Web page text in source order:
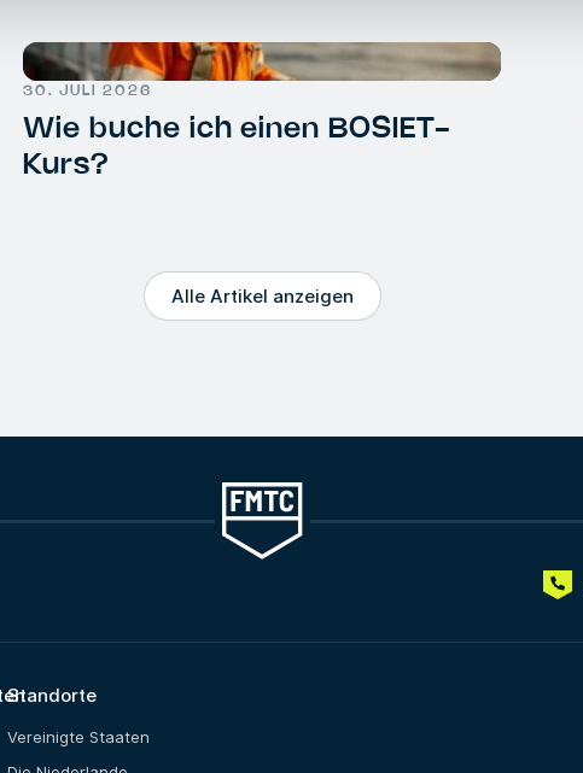
30. JULI 2026
Wie buche ich einen BOSIET-
Kurs?
Alle Artikel anzeigen
Standorte
Vereinigte Staaten